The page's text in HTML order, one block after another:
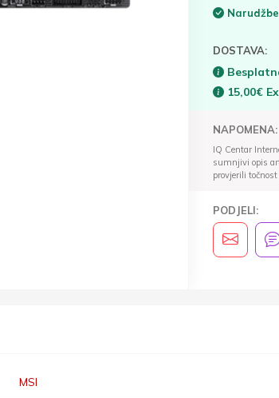
DOSTAVA:
15,00€
NAPOMENA:
IQ Centar
sumnjivi opis
provjerili
PODJELI:
MSI